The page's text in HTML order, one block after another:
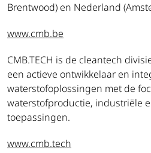
Brentwood) en Nederland
www.cmb.be
CMB.TECH is de cleantech
een actieve ontwikkelaar en
waterstofoplossingen met de
waterstofproductie, industriële
toepassingen.
www.cmb.tech